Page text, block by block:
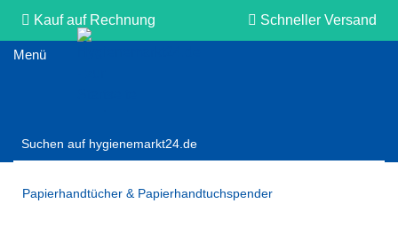
Kauf auf Rechnung Schneller Versand
Papierhandtücher & Papierhandtuchspender